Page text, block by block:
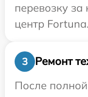
перевозку
центр Fortuna.
3
Ремонт
После